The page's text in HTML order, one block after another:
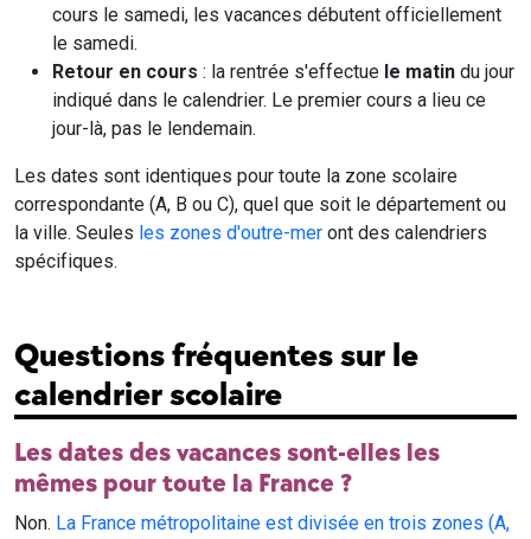
cours le samedi, les vacances débutent officiellement
le samedi.
Retour en cours : la rentrée s'effectue le matin du jour
indiqué dans le calendrier. Le premier cours a lieu ce
jour-là, pas le lendemain.
Les dates sont identiques pour toute la zone scolaire
correspondante (A, B ou C), quel que soit le département ou
la ville. Seules les zones d'outre-mer ont des calendriers
spécifiques.
Questions fréquentes sur le
calendrier scolaire
Les dates des vacances sont-elles les
mêmes pour toute la France ?
Non. La France métropolitaine est divisée en trois zones (A,